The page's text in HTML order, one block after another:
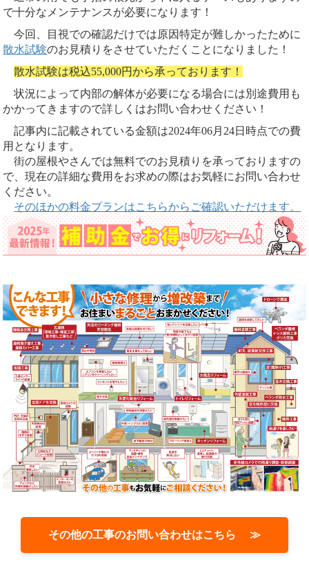
で十分なメンテナンスが必要になります！
今回、目視での確認だけでは原因特定が難しかったために
散水試験のお見積りをさせていただくことになりました！
散水試験は税込55,000円から承っております！
状況によって内部の解体が必要になる場合には別途費用も
かかってきますので詳しくはお問い合わせください！
記事内に記載されている金額は2024年06月24日時点での費
用となります。
街の屋根やさんでは無料でのお見積りを承っておりますの
で、現在の詳細な費用をお求めの際はお気軽にお問い合わせ
ください。
そのほかの料金プランはこちらからご確認いただけます。
その他の工事のお問い合わせはこちら ≫